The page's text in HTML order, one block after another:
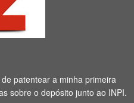
patentear a minha primeira
sobre o depósito junto ao INPI.